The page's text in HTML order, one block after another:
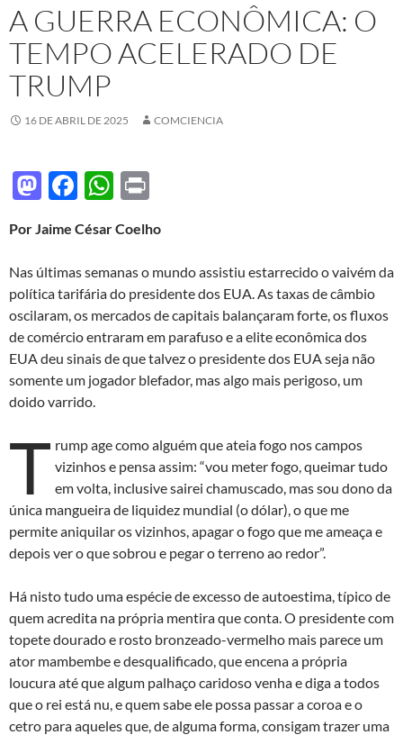
A GUERRA ECONÔMICA: O
TEMPO ACELERADO DE
TRUMP
16 DE ABRIL DE 2025 COMCIENCIA
M
to
d
o
n
F
e
b
o
o
k
W
at
s
A
p
p
nt
Por Jaime César Coelho
Nas últimas semanas o mundo assistiu estarrecido o vaivém da
política tarifária do presidente dos EUA. As taxas de câmbio
oscilaram, os mercados de capitais balançaram forte, os fluxos
de comércio entraram em parafuso e a elite econômica dos
EUA deu sinais de que talvez o presidente dos EUA seja não
somente um jogador blefador, mas algo mais perigoso, um
doido varrido.
T rump age como alguém que ateia fogo nos campos
vizinhos e pensa assim: “vou meter fogo, queimar tudo
em volta, inclusive sairei chamuscado, mas sou dono da
única mangueira de liquidez mundial (o dólar), o que me
permite aniquilar os vizinhos, apagar o fogo que me ameaça e
depois ver o que sobrou e pegar o terreno ao redor”.
Há nisto tudo uma espécie de excesso de autoestima, típico de
quem acredita na própria mentira que conta. O presidente com
topete dourado e rosto bronzeado-vermelho mais parece um
ator mambembe e desqualificado, que encena a própria
loucura até que algum palhaço caridoso venha e diga a todos
que o rei está nu, e quem sabe ele possa passar a coroa e o
cetro para aqueles que, de alguma forma, consigam trazer uma